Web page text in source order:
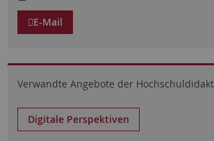
E-Mail
Verwandte Angebote der
Digitale Perspektiven